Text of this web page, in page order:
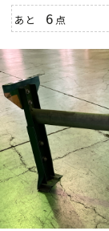
あと 6 点